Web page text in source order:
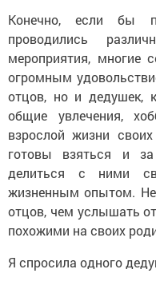
Конечно, если бы
проводились
мероприятия, многие
огромным
отцов, но и дедушек,
общие увлечения,
взрослой жизни
готовы взяться и
делиться с ними
жизненным опытом.
отцов, чем услышать
похожими на своих
Я спросила одного